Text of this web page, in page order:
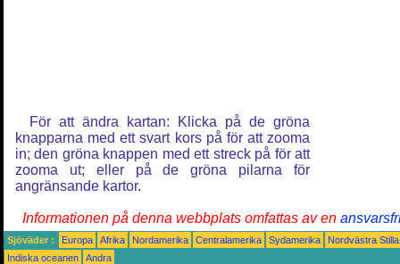
För att ändra kartan: Klicka på de gröna
knapparna med ett svart kors på för att zooma
in; den gröna knappen med ett streck på för att
zooma ut; eller på de gröna pilarna för
angränsande kartor.
Informationen på denna webbplats omfattas av en
Sjöväder : Europa Afrika Nordamerika Centralamerika Sydamerika
Nordvästra
Indiska oceanen
Andra